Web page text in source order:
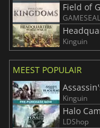
Field of
GAMESEAL
Kinguin
MEEST POPULAIR
Kinguin
Halo
LDShop